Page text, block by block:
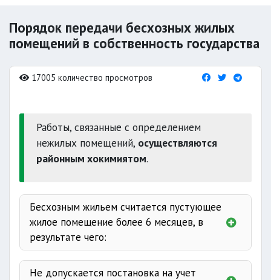
Порядок передачи бесхозных жилых
помещений в собственность государства
17005 количество просмотров
Работы, связанные с определением
нежилых помещений, осуществляются
районным хокимиятом.
Бесхозным жильем считается пустующее
жилое помещение более 6 месяцев, в
результате чего:
имеется задолженность
Не допускается постановка на учет